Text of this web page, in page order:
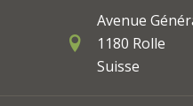
Avenue
1180 Rolle
Suisse